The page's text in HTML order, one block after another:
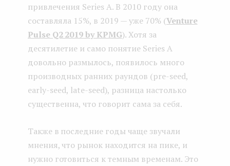
привлечения Series A. В 2010 году она
составляла 15%, в 2019 — уже 70% (Venture
Pulse Q2 2019 by KPMG). Хотя за
десятилетие и само понятие Series A
довольно размылось, появилось много
производных ранних раундов (pre-seed,
early-seed, late-seed), разница настолько
существенна, что говорит сама за себя.
Также в последние годы чаще звучали
мнения, что рынок находится на пике, и
нужно готовиться к темным временам. Это